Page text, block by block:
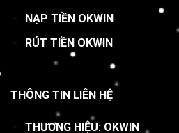
NẠP TIỀN OKWIN
RÚT TIỀN OKWIN
THÔNG TIN LIÊN HỆ
THƯƠNG HIỆU: OKWIN